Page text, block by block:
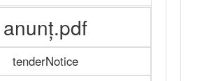
anunţ.pdf
tenderNotice